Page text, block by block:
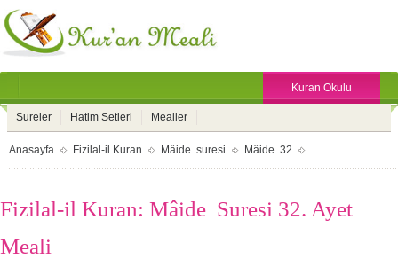
Kuran Okulu
Sureler Hatim Setleri Mealler
Anasayfa Fizilal-il Kuran Mâide suresi Mâide 32
Fizilal-il Kuran: Mâide Suresi 32. Ayet
Meali